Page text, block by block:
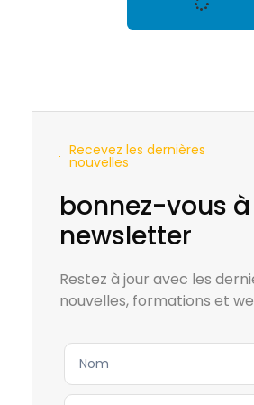
Recevez les dernières
nouvelles
bonnez-vous
newsletter
Restez à jour avec les
nouvelles, formations et